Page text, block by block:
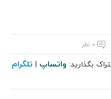
۰ نظر
بگذارید: واتساپ | تلگرام